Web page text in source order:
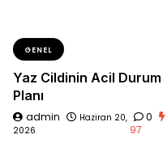
GENEL
Yaz Cildinin Acil Durum
Planı
admin
Haziran 20,
2026
0
97